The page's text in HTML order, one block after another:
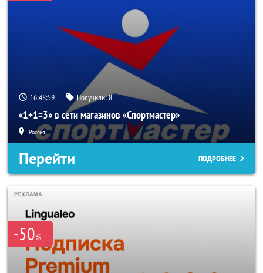
16:48:57 Получили:8
«1+1=3» в сети магазинов «Спортмастер»
Россия
Перейти ПОДРОБНЕЕ
-50%